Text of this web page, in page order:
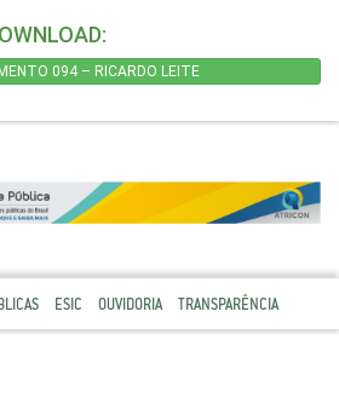
094 – RICARDO LEITE
ESIC OUVIDORIA TRANSPARÊNCIA